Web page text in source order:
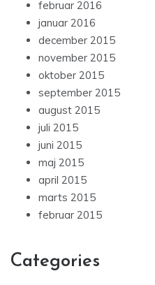
februar 2016
januar 2016
december 2015
november 2015
oktober 2015
september 2015
august 2015
juli 2015
juni 2015
maj 2015
april 2015
marts 2015
februar 2015
Categories